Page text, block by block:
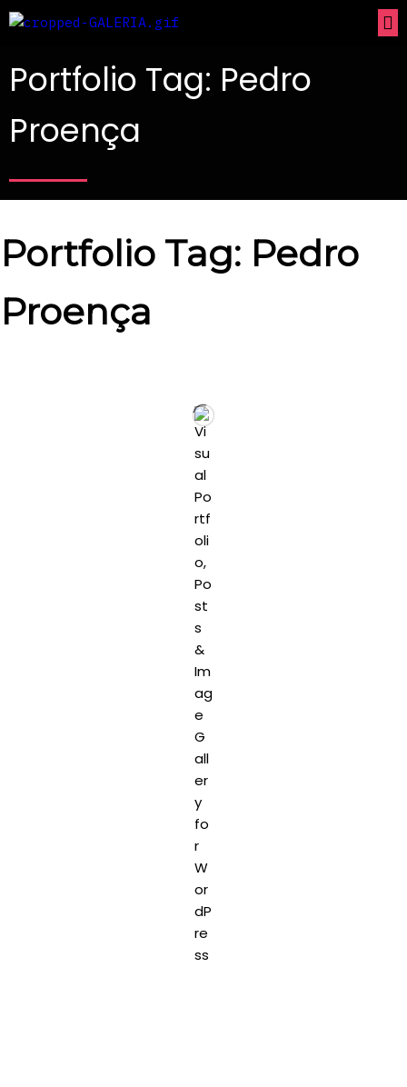
Portfolio Tag: Pedro
Proença
Portfolio Tag: Pedro
Proença